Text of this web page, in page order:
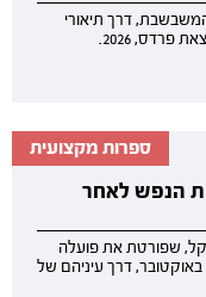
דרך תיאורי
2026.
ספרות מקצועית
הנפש לאחר
שפורטת את פועלה
דרך עיניהם של